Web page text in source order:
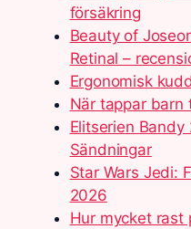
försäkring
Beauty of
Retinal –
Ergonomisk
När tappar barn
Elitserien
Sändningar
Star Wars Jedi:
2026
Hur mycket rast